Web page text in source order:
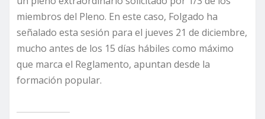
miembros del Pleno. En este caso, Folgado ha
señalado esta sesión para el jueves 21 de diciembre,
mucho antes de los 15 días hábiles como máximo
que marca el Reglamento, apuntan desde la
formación popular.